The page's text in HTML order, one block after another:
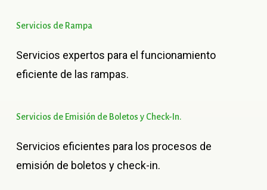
Servicios de Rampa
Servicios expertos para el funcionamiento
eficiente de las rampas.
Servicios de Emisión de Boletos y Check-In.
Servicios eficientes para los procesos de
emisión de boletos y check-in.